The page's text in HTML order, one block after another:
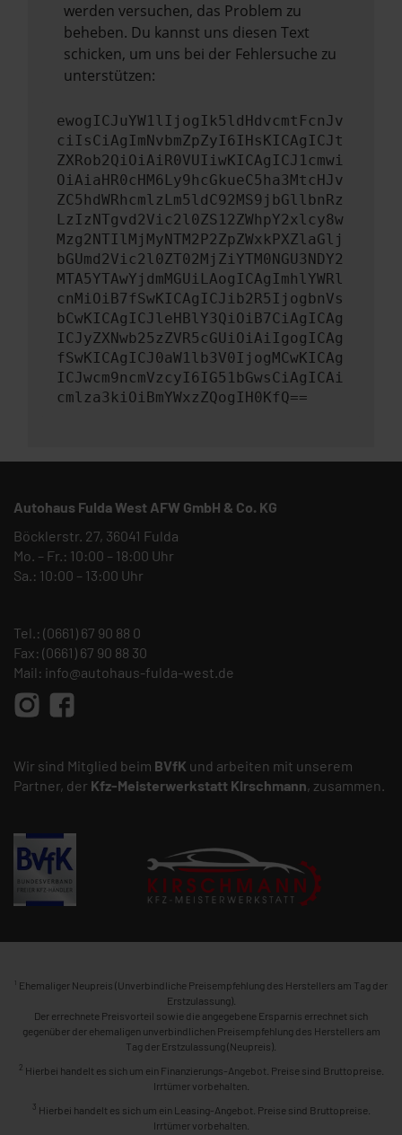
werden versuchen, das Problem zu
beheben. Du kannst uns diesen Text
schicken, um uns bei der Fehlersuche zu
unterstützen:
ewogICJuYW1lIjogIk5ldHdvcmtFcnJv
ciIsCiAgImNvbmZpZyI6IHsKICAgICJt
ZXRob2QiOiAiR0VUIiwKICAgICJ1cmwi
OiAiaHR0cHM6Ly9hcGkueC5ha3MtcHJv
ZC5hdWRhcmlzLm5ldC92MS9jbGllbnRz
LzIzNTgvd2Vic2l0ZS12ZWhpY2xlcy8w
Mzg2NTIlMjMyNTM2P2ZpZWxkPXZlaGlj
bGUmd2Vic2l0ZT02MjZiYTM0NGU3NDY2
MTA5YTAwYjdmMGUiLAogICAgImhlYWRl
cnMiOiB7fSwKICAgICJib2R5IjogbnVs
bCwKICAgICJleHBlY3QiOiB7CiAgICAg
ICJyZXNwb25zZVR5cGUiOiAiIgogICAg
fSwKICAgICJ0aW1lb3V0IjogMCwKICAg
ICJwcm9ncmVzcyI6IG51bGwsCiAgICAi
cmlza3kiOiBmYWxzZQogIH0KfQ==
Autohaus Fulda West AFW GmbH & Co. KG
Böcklerstr. 27, 36041 Fulda
Mo. – Fr.: 10:00 – 18:00 Uhr
Sa.: 10:00 – 13:00 Uhr
Tel.: (0661) 67 90 88 0
Fax: (0661) 67 90 88 30
Mail: info@autohaus-fulda-west.de
Wir sind Mitglied beim BVfK und arbeiten mit unserem
Partner, der Kfz-Meisterwerkstatt Kirschmann, zusammen.
1 Ehemaliger Neupreis (Unverbindliche Preisempfehlung des Herstellers am Tag der
Erstzulassung).
Der errechnete Preisvorteil sowie die angegebene Ersparnis errechnet sich
gegenüber der ehemaligen unverbindlichen Preisempfehlung des Herstellers am
Tag der Erstzulassung (Neupreis).
2 Hierbei handelt es sich um ein Finanzierungs-Angebot. Preise sind Bruttopreise.
Irrtümer vorbehalten.
3 Hierbei handelt es sich um ein Leasing-Angebot. Preise sind Bruttopreise.
Irrtümer vorbehalten.